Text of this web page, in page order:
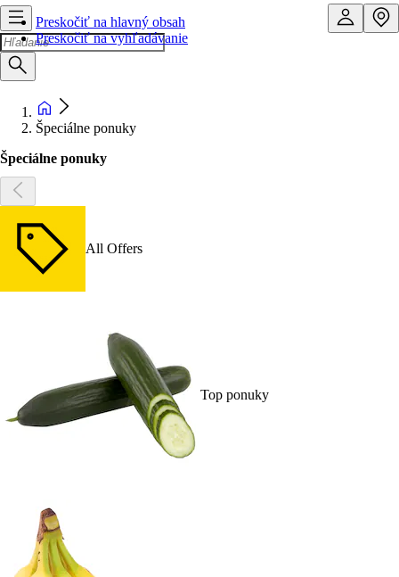
Preskočiť na hlavný obsah
Preskočiť na vyhľadávanie
Špeciálne ponuky
Špeciálne ponuky
All Offers
Top ponuky